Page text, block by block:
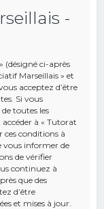
-
(désigné ci-après
Marseillais » et
acceptez d’être
Si vous
toutes les
à « Tutorat
ces conditions à
vous informer de
de vérifier
continuez à
que des
d’être
et mises à jour.